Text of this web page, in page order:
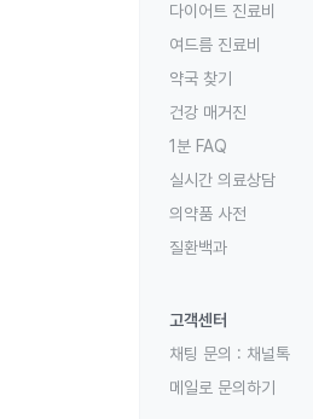
다이어트 진료비
여드름 진료비
약국 찾기
건강 매거진
1분 FAQ
실시간 의료상담
의약품 사전
질환백과
고객센터
채팅 문의 : 채널톡
메일로 문의하기